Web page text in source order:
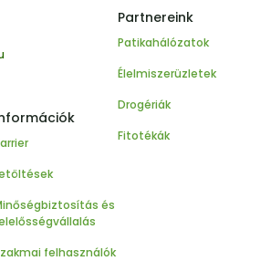
és
felhasználók
Partnereink
Patikahálózatok
Élelmiszerüzletek
Drogériák
Fitotékák